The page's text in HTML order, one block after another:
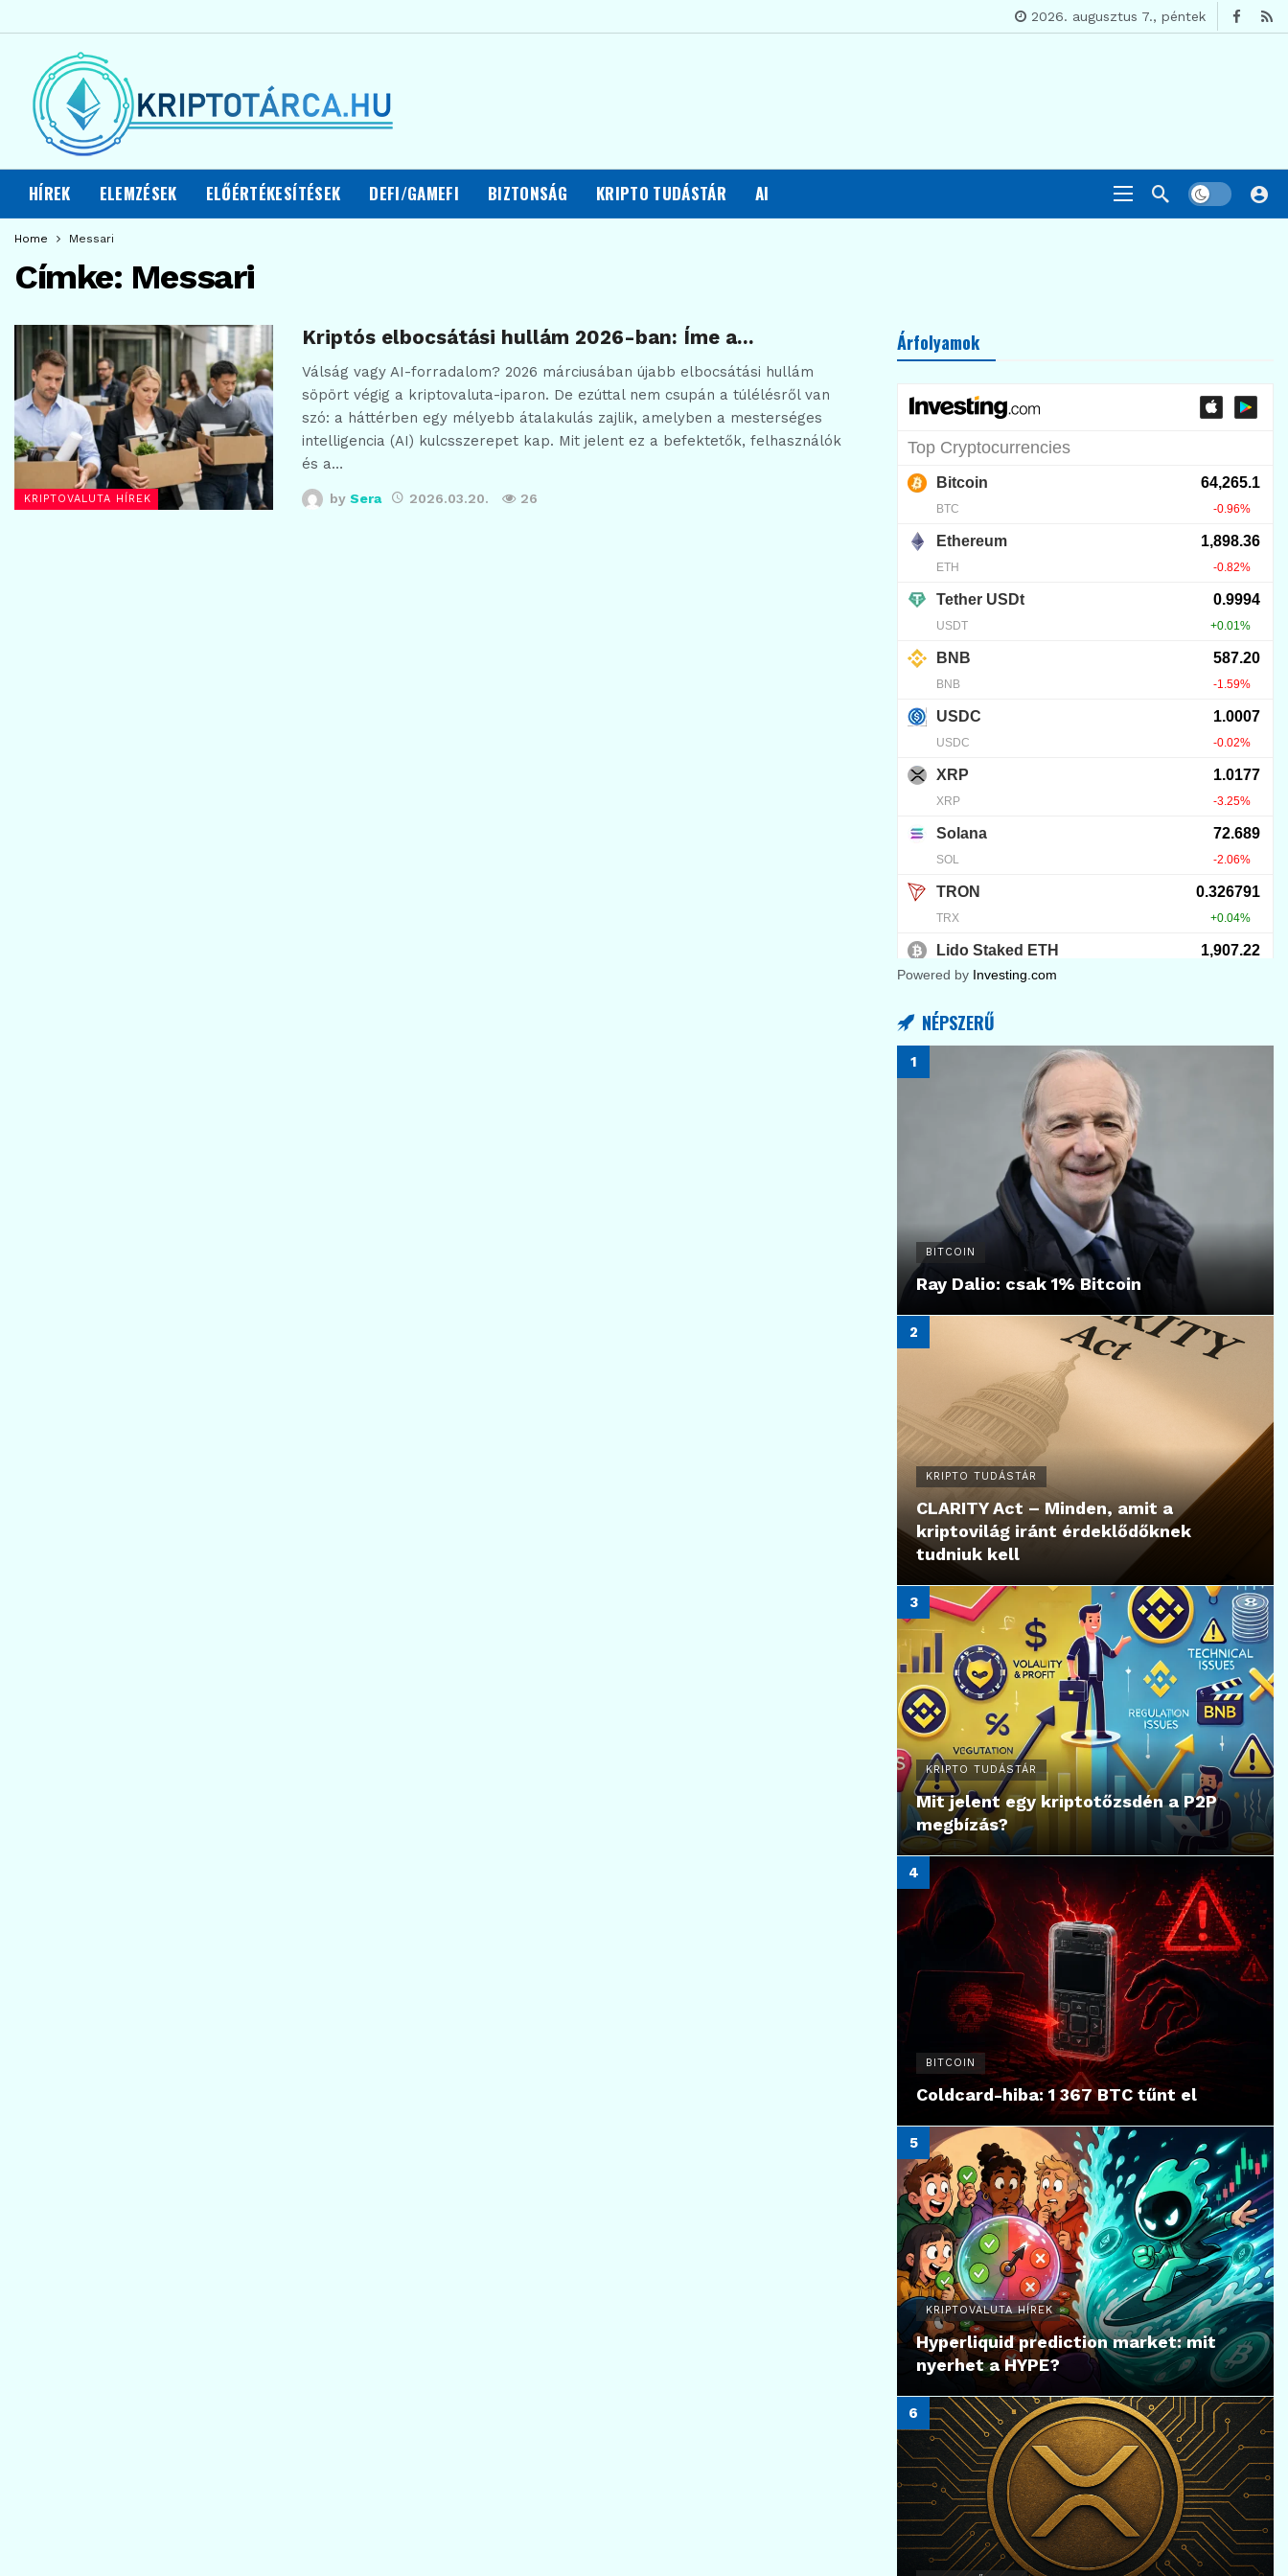
2026. augusztus 7., péntek
HÍREK ELEMZÉSEK ELŐÉRTÉKESÍTÉSEK DEFI/GAMEFI BIZTONSÁG KRIPTO TUDÁSTÁR AI
Home Messari
Címke: Messari
KRIPTOVALUTA HÍREK
Kriptós elbocsátási hullám 2026-ban: Íme a…
Válság vagy AI-forradalom? 2026 márciusában újabb elbocsátási hullám
söpört végig a kriptovaluta-iparon. De ezúttal nem csupán a túlélésről van
szó: a háttérben egy mélyebb átalakulás zajlik, amelyben a mesterséges
intelligencia (AI) kulcsszerepet kap. Mit jelent ez a befektetők, felhasználók
és a…
by Sera 2026.03.20. 26
Árfolyamok
Powered by Investing.com
NÉPSZERŰ
BITCOIN
Ray Dalio: csak 1% Bitcoin
KRIPTO TUDÁSTÁR
CLARITY Act – Minden, amit a
kriptovilág iránt érdeklődőknek
tudniuk kell
KRIPTO TUDÁSTÁR
Mit jelent egy kriptotőzsdén a P2P
megbízás?
BITCOIN
Coldcard-hiba: 1 367 BTC tűnt el
KRIPTOVALUTA HÍREK
Hyperliquid prediction market: mit
nyerhet a HYPE?